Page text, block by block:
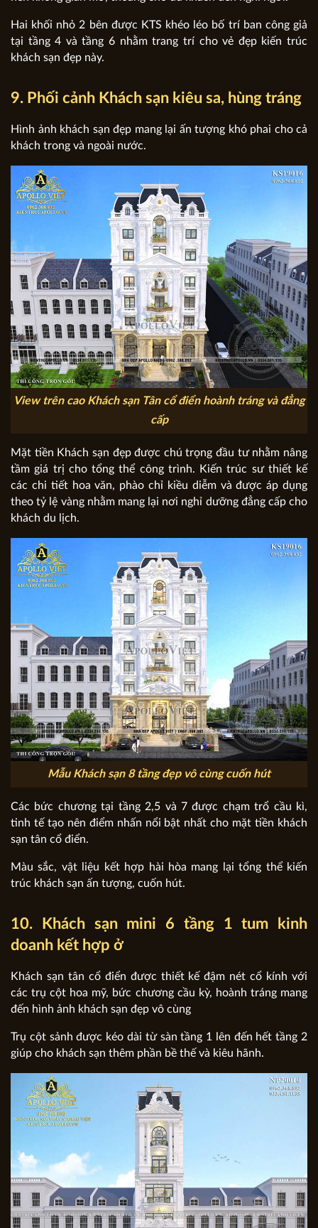
Hai khối nhỏ 2 bên được KTS khéo léo bố trí ban công giả
tại tầng 4 và tầng 6 nhằm trang trí cho vẻ đẹp kiến trúc
khách sạn đẹp này.
9. Phối cảnh Khách sạn kiêu sa, hùng tráng
Hình ảnh khách sạn đẹp mang lại ấn tượng khó phai cho cả
khách trong và ngoài nước.
View trên cao Khách sạn Tân cổ điển hoành tráng và đẳng
cấp
Mặt tiền Khách sạn đẹp được chú trọng đầu tư nhằm nâng
tầm giá trị cho tổng thể công trình. Kiến trúc sư thiết kế
các chi tiết hoa văn, phào chỉ kiều diễm và được áp dụng
theo tỷ lệ vàng nhằm mang lại nơi nghỉ dưỡng đẳng cấp cho
khách du lịch.
Mẫu Khách sạn 8 tầng đẹp vô cùng cuốn hút
Các bức chương tại tầng 2,5 và 7 được chạm trổ cầu kì,
tinh tế tạo nên điểm nhấn nổi bật nhất cho mặt tiền khách
sạn tân cổ điển.
Màu sắc, vật liệu kết hợp hài hòa mang lại tổng thể kiến
trúc khách sạn ấn tượng, cuốn hút.
10. Khách sạn mini 6 tầng 1 tum kinh
doanh kết hợp ở
Khách sạn tân cổ điển được thiết kế đậm nét cổ kính với
các trụ cột hoa mỹ, bức chương cầu kỳ, hoành tráng mang
đến hình ảnh khách sạn đẹp vô cùng
Trụ cột sảnh được kéo dài từ sàn tầng 1 lên đến hết tầng 2
giúp cho khách sạn thêm phần bề thế và kiêu hãnh.